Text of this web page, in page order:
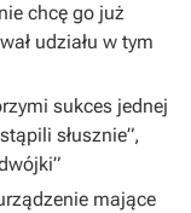
chcę go już
udziału w tym
sukces jednej
słusznie”,
mające